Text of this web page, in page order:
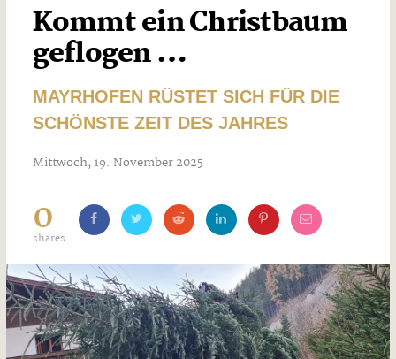
Kommt ein Christbaum
geflogen …
MAYRHOFEN RÜSTET SICH FÜR DIE
SCHÖNSTE ZEIT DES JAHRES
Mittwoch, 19. November 2025
0
shares